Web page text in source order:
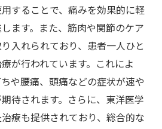
することで、痛みを効果的に軽
ます。また、筋肉や関節のケア
入れられており、患者一人ひと
が行われています。これによ
や腰痛、頭痛などの症状が速や
待されます。さらに、東洋医学
療も提供されており、総合的な